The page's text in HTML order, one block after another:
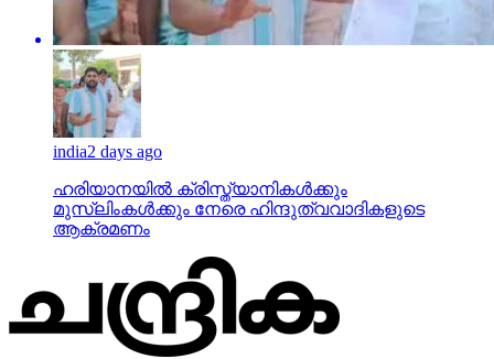
india2 days ago
ഹരിയാനയില്‍ ക്രിസ്ത്യാനികള്‍ക്കും
മുസ്‌ലിംകള്‍ക്കും നേരെ ഹിന്ദുത്വവാദികളുടെ
ആക്രമണം